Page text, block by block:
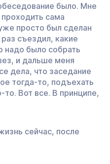
было. Мне
сама
просто был сделан
съездил, какие
надо было собрать
и дальше меня
дела, что заседание
тогда-то, подъехать
то. Вот все. В принципе,
сейчас, после